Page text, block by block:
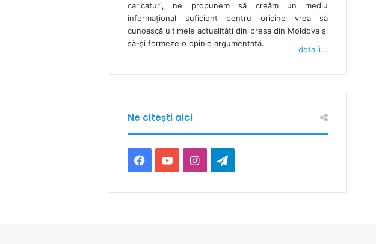
caricaturi, ne propunem să creăm un mediu
informaţional suficient pentru oricine vrea să
cunoască ultimele actualităţi din presa din Moldova şi
să-şi formeze o opinie argumentată.
detalii...
Ne citești aici
F
Y
I
T